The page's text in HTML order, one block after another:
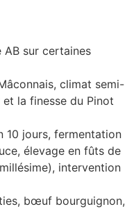
sur certaines
climat semi-
la finesse du Pinot
10 jours, fermentation
élevage en fûts de
intervention
bœuf bourguignon,